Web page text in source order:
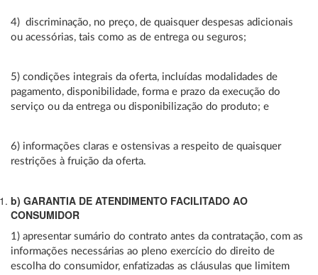
4) discriminação, no preço, de quaisquer despesas adicionais
ou acessórias, tais como as de entrega ou seguros;
5) condições integrais da oferta, incluídas modalidades de
pagamento, disponibilidade, forma e prazo da execução do
serviço ou da entrega ou disponibilização do produto; e
6) informações claras e ostensivas a respeito de quaisquer
restrições à fruição da oferta.
b) GARANTIA DE ATENDIMENTO FACILITADO AO
CONSUMIDOR
1) apresentar sumário do contrato antes da contratação, com as
informações necessárias ao pleno exercício do direito de
escolha do consumidor, enfatizadas as cláusulas que limitem